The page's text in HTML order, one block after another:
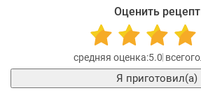
Оценить рецепт
5.0
Я приготовил(а)